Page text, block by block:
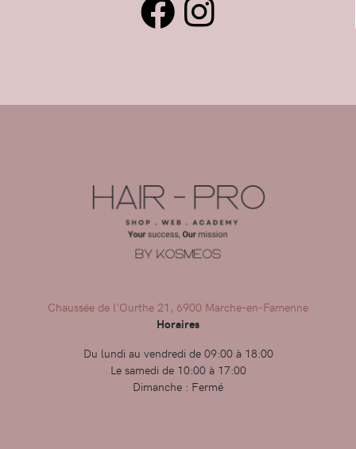
Chaussée de l'Ourthe 21, 6900 Marche-en-Famenne
Horaires
Du lundi au vendredi de 09:00 à 18:00
Le samedi de 10:00 à 17:00
Dimanche : Fermé